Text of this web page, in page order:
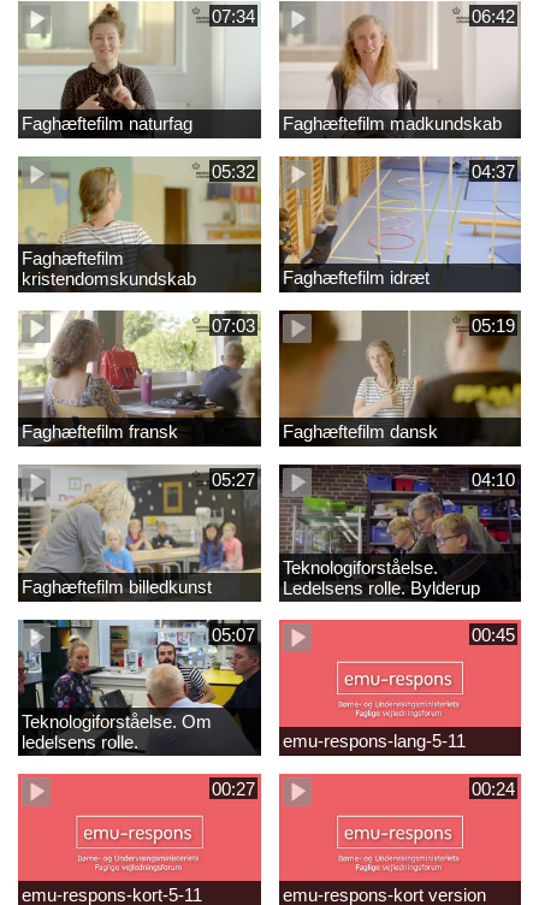
07:34
Faghæftefilm naturfag
06:42
Faghæftefilm madkundskab
05:32
Faghæftefilm
kristendomskundskab
04:37
Faghæftefilm idræt
07:03
Faghæftefilm fransk
05:19
Faghæftefilm dansk
05:27
Faghæftefilm billedkunst
04:10
Teknologiforståelse.
Ledelsens rolle. Bylderup
Skole
05:07
Teknologiforståelse. Om
ledelsens rolle.
Sofiendalskolen
00:45
emu-respons-lang-5-11
00:27
emu-respons-kort-5-11
00:24
emu-respons-kort version